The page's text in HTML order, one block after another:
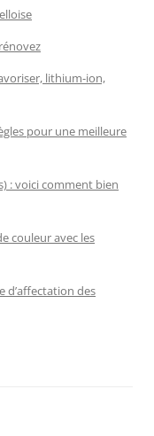
lithium-ion,
pour une meilleure
: voici comment bien
couleur avec les
d’affectation des